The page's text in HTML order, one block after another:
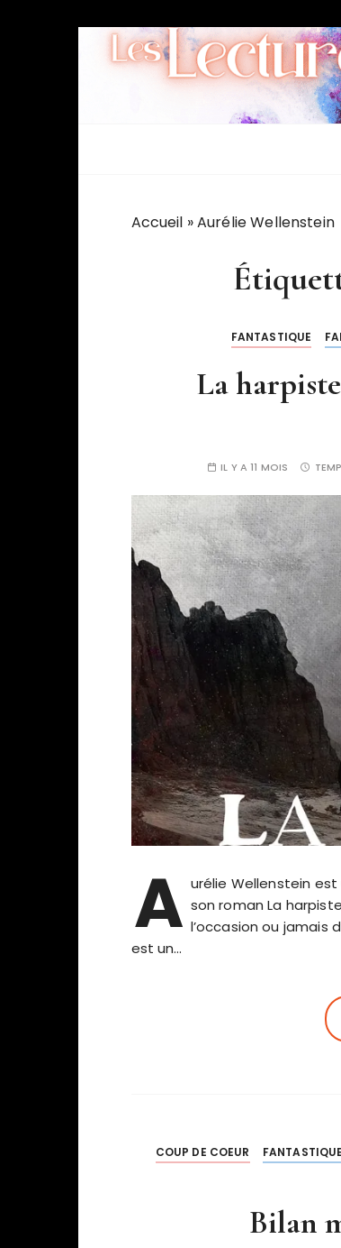
Accueil »Aurélie Wellenstein
FANTASTIQUE
La
IL Y A 11 MOIS
A urélie Wellenstein
son roman La
l’occasion ou jamais
est un…
COUP DE COEUR FANTASTIQUE
Bilan